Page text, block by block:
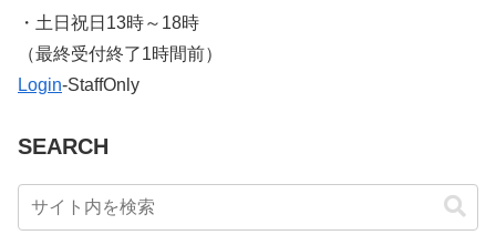
・土日祝日13時～18時
​（最終受付終了1時間前）
Login-StaffOnly
SEARCH